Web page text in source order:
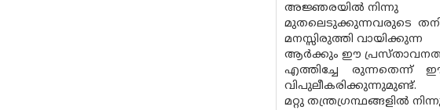
അജ്ഞരയിൽ നിന്നു
മുതലെടുക്കുന്നവരുടെ
മനസ്സിരുത്തി വായിക്കുന്ന
ആർക്കും ഈ
എത്തിച്ചേ രുന്നതെന്ന്
വിപുലീകരിക്കുന്നുമുണ്ട്.
മറ്റു തന്ത്രഗ്രന്ഥങ്ങളിൽ